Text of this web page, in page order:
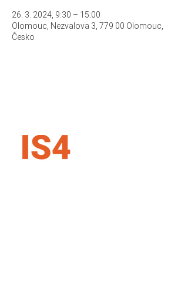
26. 3. 2024, 9:30 – 15:00
Olomouc, Nezvalova 3, 779 00 Olomouc,
Česko